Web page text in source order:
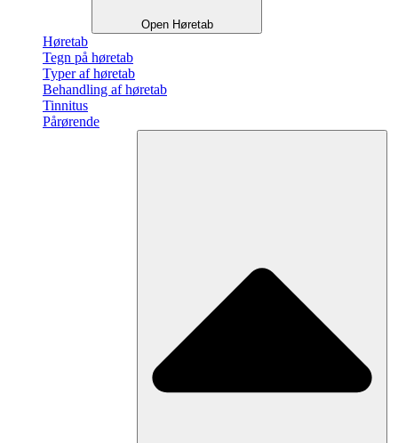
Open Høretab
Høretab
Tegn på høretab
Typer af høretab
Behandling af høretab
Tinnitus
Pårørende